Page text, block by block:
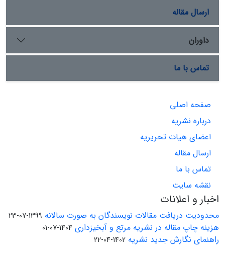
ارسال مقاله
داوران
تماس با ما
صفحه اصلی
درباره نشریه
اعضای هیات تحریریه
ارسال مقاله
تماس با ما
نقشه سایت
اخبار و اعلانات
محدودیت دریافت مقالات نویسندگان به صورت سالانه 1399-07-23
هزینه چاپ مقاله در نشریه مرتع و آبخیزداری 1404-07-01
راهنمای نگارش جدید نشریه 1402-04-22